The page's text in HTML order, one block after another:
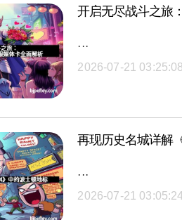
开启无尽战斗之旅
···
2026-07-21 03:25:08
再现历史名城详解
···
2026-07-21 03:05:24